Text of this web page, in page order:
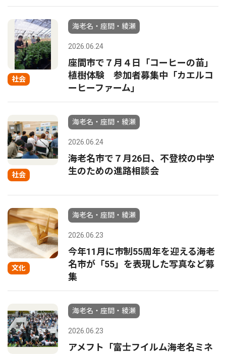
社会
海老名・座間・綾瀬
2026.06.24
座間市で７月４日「コーヒーの苗」
植樹体験 参加者募集中「カエルコ
ーヒーファーム」
社会
海老名・座間・綾瀬
2026.06.24
海老名市で７月26日、不登校の中学
生のための進路相談会
文化
海老名・座間・綾瀬
2026.06.23
今年11月に市制55周年を迎える海老
名市が「55」を表現した写真など募
集
海老名・座間・綾瀬
2026.06.23
アメフト「富士フイルム海老名ミネ